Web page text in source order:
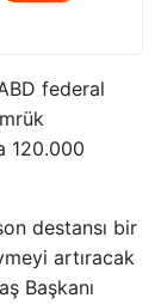
federal
120.000
destansı bir
artıracak
Başkanı